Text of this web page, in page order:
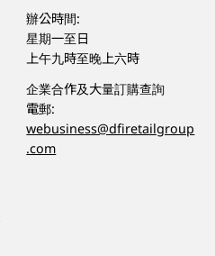
辦公時間:
星期一至日
上午九時至晚上六時
企業合作及大量訂購查詢
電郵:
webusiness@dfiretailgroup
.com